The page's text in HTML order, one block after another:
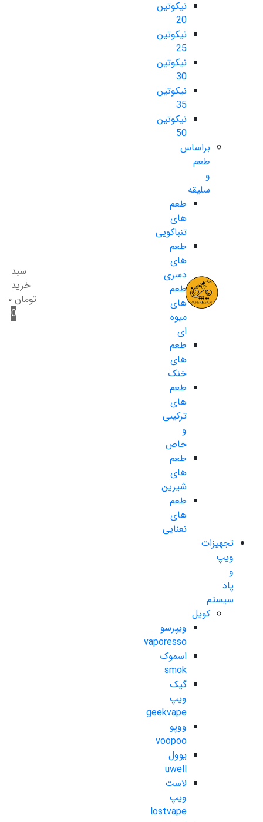
نیکوتین
20
نیکوتین
25
نیکوتین
30
نیکوتین
35
نیکوتین
50
براساس
طعم
و
سلیقه
طعم
های
تنباکویی
طعم
های
دسری
طعم
های
میوه
ای
طعم
های
خنک
طعم
های
ترکیبی
و
خاص
طعم
های
شیرین
طعم
های
نعنایی
تجهیزات
ویپ
و
پاد
سیستم
کویل
ویپرسو
vaporesso
اسموک
smok
گیک
ویپ
geekvape
ووپو
voopoo
یوول
uwell
لاست
ویپ
lostvape
سبد
خرید
تومان ۰
0